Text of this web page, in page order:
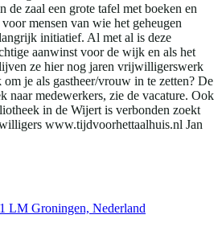
de zaal een grote tafel met boeken en
mensen van wie het geheugen
initiatief. Al met al is deze
aanwinst voor de wijk en als het
ze hier nog jaren vrijwilligerswerk
je als gastheer/vrouw in te zetten? De
naar medewerkers, zie de vacature. Ook
in de Wijert is verbonden zoekt
www.tijdvoorhettaalhuis.nl Jan
LM Groningen, Nederland